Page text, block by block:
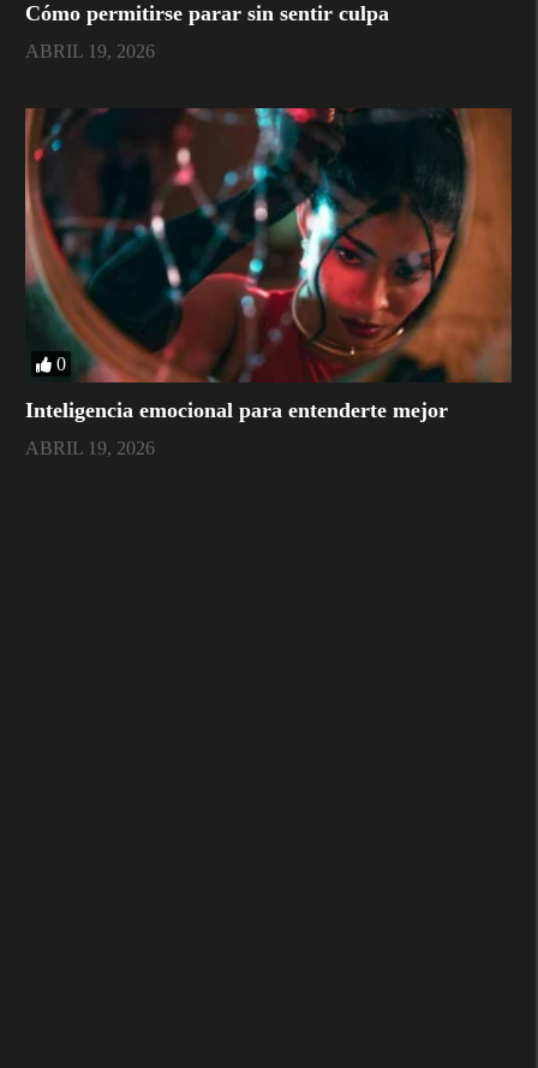
Cómo permitirse parar sin sentir culpa
ABRIL 19, 2026
0
Inteligencia emocional para entenderte mejor
ABRIL 19, 2026